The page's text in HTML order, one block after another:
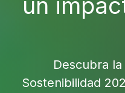
Descubra
Sostenibilidad